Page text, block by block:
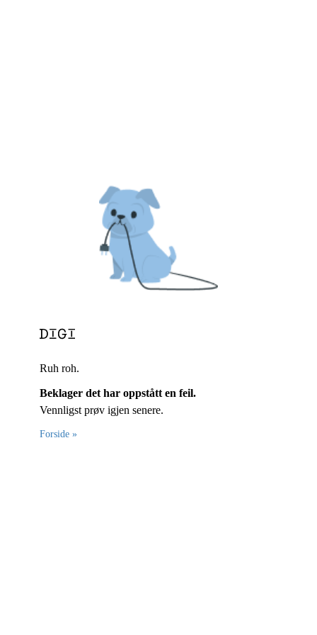
Ruh roh.
Beklager det har oppstått en feil.
Vennligst prøv igjen senere.
Forside »